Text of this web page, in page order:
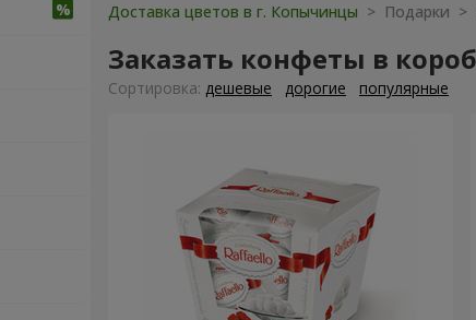
Доставка цветов в г. Копычинцы > Подарки >
Заказать конфеты в
Cортировка: дешевые дорогие популярные